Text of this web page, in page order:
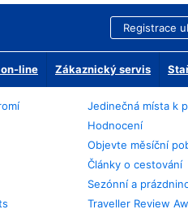
Registrace
line Zákaznický servis
Jedinečná místa k
Hodnocení
Objevte měsíční
Články o cestování
Sezónní a
Traveller Review